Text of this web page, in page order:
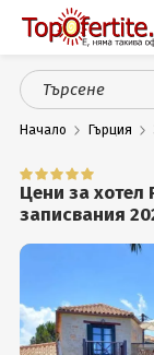
Оферти
СПА
Планина
Празници
Начало Гърция
Цени за хотел
записвания